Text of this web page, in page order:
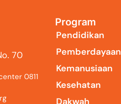
70
0811
Program
Pendidikan
Pemberdayaan
Kemanusiaan
Kesehatan
Dakwah